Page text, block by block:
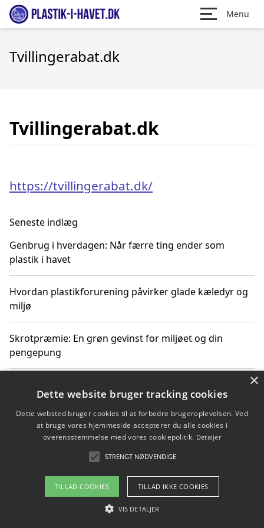
Menu
Tvillingerabat.dk
Tvillingerabat.dk
https://tvillingerabat.dk/
Seneste indlæg
Genbrug i hverdagen: Når færre ting ender som
plastik i havet
Hvordan plastikforurening påvirker glade kæledyr og
miljø
Skrotpræmie: En grøn gevinst for miljøet og din
pengepung
Hvordan blåfade med rist kan hjælpe med at reducere
plastik i havet
Spil kasinospil på et troværdigt online casino: Din
guide til sikker og sjov underholdning
Copyright 2026 - Pilanto Aps
Om / kontakt
×
Dette website bruger tracking cookies
Dette websted bruger cookies til at forbedre brugeroplevelsen. Ved
at bruge vores hjemmeside accepterer du alle cookies i
overensstemmelse med vores cookiepolitik. Detaljer
STRENGT NØDVENDIGE
TILLAD COOKIES TILLAD IKKE COOKIES
VIS DETALJER